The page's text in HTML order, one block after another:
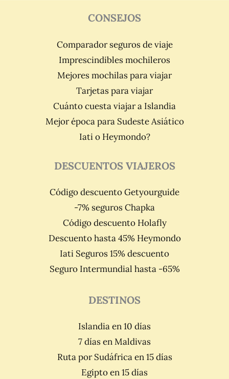
CONSEJOS
Comparador seguros de viaje
Imprescindibles mochileros
Mejores mochilas para viajar
Tarjetas para viajar
Cuánto cuesta viajar a Islandia
Mejor época para Sudeste Asiático
Iati o Heymondo?
DESCUENTOS VIAJEROS
Código descuento Getyourguide
-7% seguros Chapka
Código descuento Holafly
Descuento hasta 45% Heymondo
Iati Seguros 15% descuento
Seguro Intermundial hasta -65%
DESTINOS
Islandia en 10 días
7 días en Maldivas
Ruta por Sudáfrica en 15 días
Egipto en 15 días